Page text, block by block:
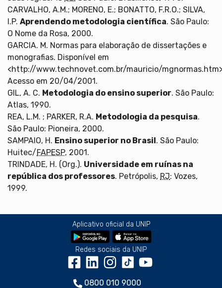
CARVALHO, A.M.; MORENO, E.; BONATTO, F.R.O.; SILVA,
I.P. Aprendendo metodologia científica. São Paulo:
O Nome da Rosa, 2000.
GARCIA. M. Normas para elaboração de dissertações e
monografias. Disponível em
<http://www.technovet.com.br/mauricio/
Acesso em 20/04/2001.
GIL, A. C. Metodologia do ensino superior. São Paulo:
Atlas, 1990.
REA, L.M. ; PARKER, R.A. Metodologia da pesquisa.
São Paulo: Pioneira, 2000.
SAMPAIO, H. Ensino superior no Brasil. São Paulo:
Huitec/FAPESP, 2001.
TRINDADE, H. (Org.). Universidade em ruínas na
república dos professores. Petrópolis, RJ: Vozes,
1999.
Aplicativo oficial da UNIP
Redes sociais da UNIP
0800 010 9000